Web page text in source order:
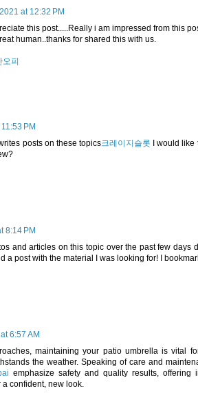
at 12:32 PM
this post.....Really i am impressed from this
human..thanks for shared this with us.
오피
PM
posts on these topics크레이지슬롯 I would like
8:14 PM
and articles on this topic over the past few days
a post with the material I was looking for! I
6:57 AM
maintaining your patio umbrella is vital
the weather. Speaking of care and
emphasize safety and quality results, offering
confident, new look.